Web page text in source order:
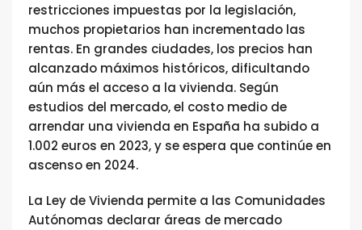
restricciones impuestas por la legislación,
muchos propietarios han incrementado las
rentas. En grandes ciudades, los precios han
alcanzado máximos históricos, dificultando
aún más el acceso a la vivienda. Según
estudios del mercado, el costo medio de
arrendar una vivienda en España ha subido a
1.002 euros en 2023, y se espera que continúe en
ascenso en 2024.
La Ley de Vivienda permite a las Comunidades
Autónomas declarar áreas de mercado